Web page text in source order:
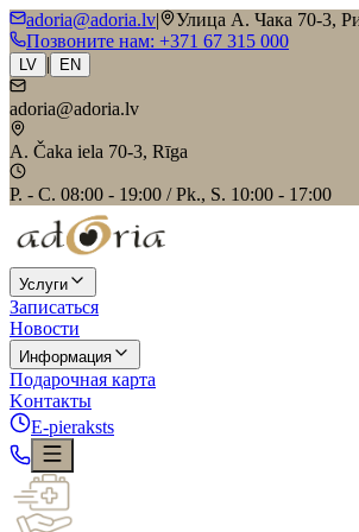
adoria@adoria.lv| Улица А. Чака 70-3,
Позвоните нам: +371 67 315 000
LV | EN
adoria@adoria.lv
A. Čaka iela 70-3, Rīga
P. - C. 08:00 - 19:00 / Pk., S. 10:00 - 17:00
Услуги
Записаться
Новости
Информация
Подарочная карта
Kонтакты
E-pieraksts